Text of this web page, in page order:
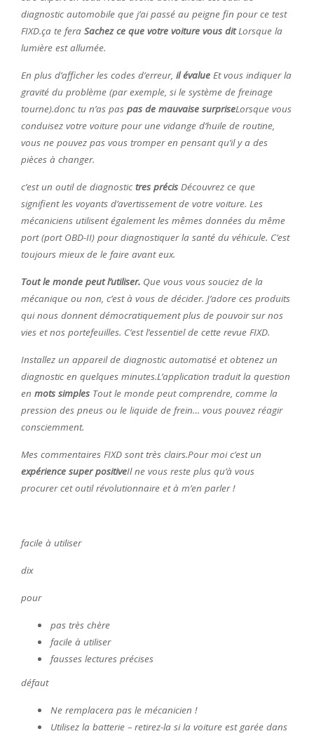
diagnostic automobile que j’ai passé au peigne fin pour ce test
FIXD.ça te fera Sachez ce que votre voiture vous ditLorsque la
lumière est allumée.
En plus d’afficher les codes d’erreur, il évalue Et vous indiquer la
gravité du problème (par exemple, si le système de freinage
tourne).donc tu n’as pas pas de mauvaise surpriseLorsque vous
conduisez votre voiture pour une vidange d’huile de routine,
vous ne pouvez pas vous tromper en pensant qu’il y a des
pièces à changer.
c’est un outil de diagnostic tres précis Découvrez ce que
signifient les voyants d’avertissement de votre voiture. Les
mécaniciens utilisent également les mêmes données du même
port (port OBD-II) pour diagnostiquer la santé du véhicule. C’est
toujours mieux de le faire avant eux.
Tout le monde peut l’utiliser. Que vous vous souciez de la
mécanique ou non, c’est à vous de décider. J’adore ces produits
qui nous donnent démocratiquement plus de pouvoir sur nos
vies et nos portefeuilles. C’est l’essentiel de cette revue FIXD.
Installez un appareil de diagnostic automatisé et obtenez un
diagnostic en quelques minutes.L’application traduit la question
en mots simples Tout le monde peut comprendre, comme la
pression des pneus ou le liquide de frein… vous pouvez réagir
consciemment.
Mes commentaires FIXD sont très clairs.Pour moi c’est un
expérience super positiveIl ne vous reste plus qu’à vous
procurer cet outil révolutionnaire et à m’en parler !
facile à utiliser
dix
pour
pas très chère
facile à utiliser
fausses lectures précises
défaut
Ne remplacera pas le mécanicien !
Utilisez la batterie – retirez-la si la voiture est garée dans